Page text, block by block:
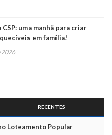
CSP: uma manhã para criar
em família!
2026
RECENTES
Loteamento Popular